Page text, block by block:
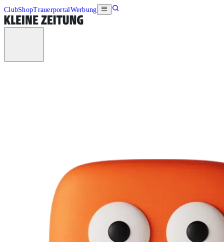
ClubShopTrauerportalWerbung